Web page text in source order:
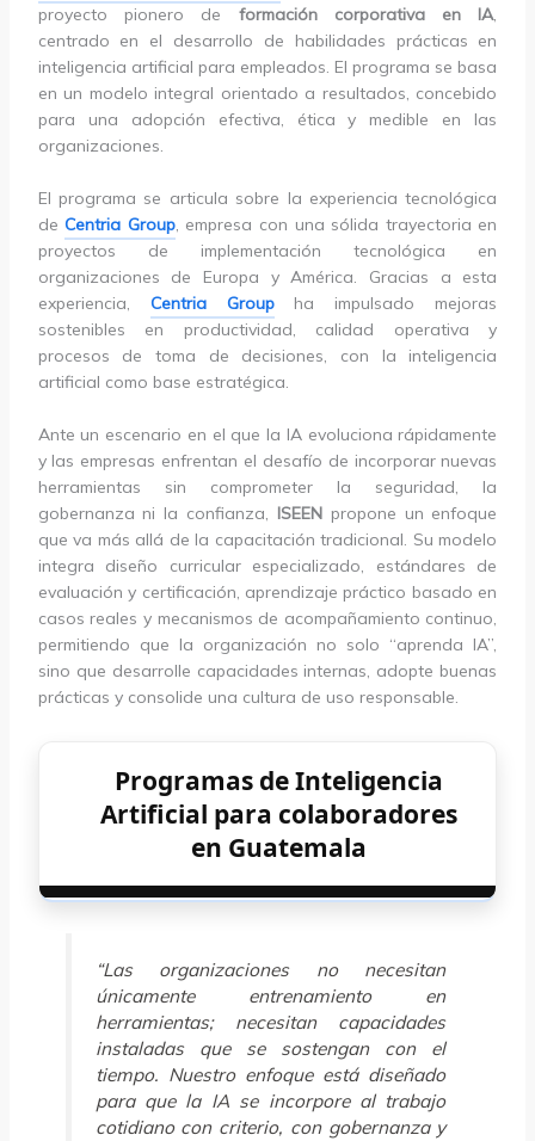
proyecto pionero de formación corporativa en IA,
centrado en el desarrollo de habilidades prácticas en
inteligencia artificial para empleados. El programa se basa
en un modelo integral orientado a resultados, concebido
para una adopción efectiva, ética y medible en las
organizaciones.
El programa se articula sobre la experiencia tecnológica
deCentria Group, empresa con una sólida trayectoria en
proyectos de implementación tecnológica en
organizaciones de Europa y América. Gracias a esta
experiencia, Centria Groupha impulsado mejoras
sostenibles en productividad, calidad operativa y
procesos de toma de decisiones, con la inteligencia
artificial como base estratégica.
Ante un escenario en el que la IA evoluciona rápidamente
y las empresas enfrentan el desafío de incorporar nuevas
herramientas sin comprometer la seguridad, la
gobernanza ni la confianza, ISEENpropone un enfoque
que va más allá de la capacitación tradicional. Su modelo
integra diseño curricular especializado, estándares de
evaluación y certificación, aprendizaje práctico basado en
casos reales y mecanismos de acompañamiento continuo,
permitiendo que la organización no solo “aprenda IA”,
sino que desarrolle capacidades internas, adopte buenas
prácticas y consolide una cultura de uso responsable.
Programas de Inteligencia
Artificial para colaboradores
en Guatemala
“Las organizaciones no necesitan
únicamente entrenamiento en
herramientas; necesitan capacidades
instaladas que se sostengan con el
tiempo. Nuestro enfoque está diseñado
para que la IA se incorpore al trabajo
cotidiano con criterio, con gobernanza y